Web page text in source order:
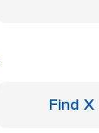
Find X